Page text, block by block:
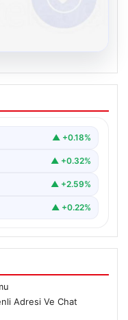
Güvenli
▲ +0.18%
▲ +0.32%
▲ +2.59%
▲ +0.22%
Adresi Ve Chat